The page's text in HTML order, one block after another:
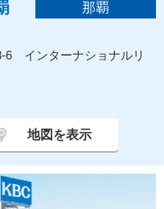
那覇
インターナショナルリ
地図を表示